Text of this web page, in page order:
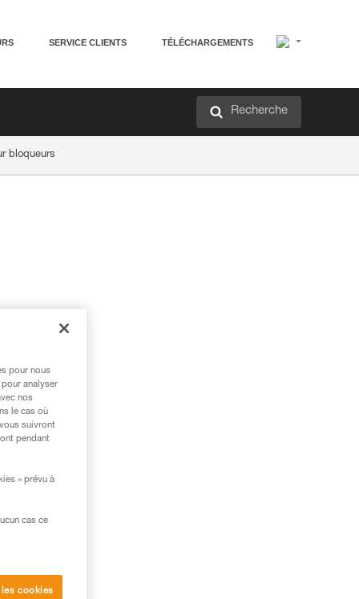
SERVICE CLIENTS TÉLÉCHARGEMENTS
Recherche
bloqueurs
pour nous
analyser
nos
le cas où
suivront
pendant
» prévu à
cas ce
cookies